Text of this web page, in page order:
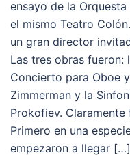
ensayo de la
el mismo Teatro
un gran director
Las tres obras fueron:
Concierto para Oboe
Zimmerman y la
Prokofiev.
Primero en una
empezaron a llegar […]